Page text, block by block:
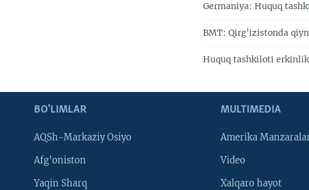
Germaniya: Huquq
BMT: Qirg’izistonda
Huquq tashkiloti
BO'LIMLAR
AQSh-Markaziy Osiyo
Afg'oniston
Yaqin Sharq
MULTIMEDIA
Amerika
Video
Xalqaro hayot